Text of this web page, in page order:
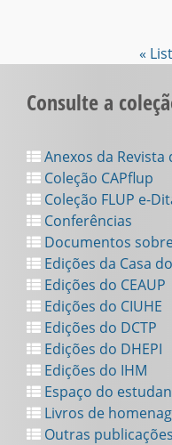
«
Consulte a
Anexos da Revista
Coleção CAPflup
Coleção FLUP e-
Conferências
Documentos
Edições da Casa
Edições do CEAUP
Edições do CIUHE
Edições do DCTP
Edições do DHEPI
Edições do IHM
Espaço do
Livros de
Outras publicações